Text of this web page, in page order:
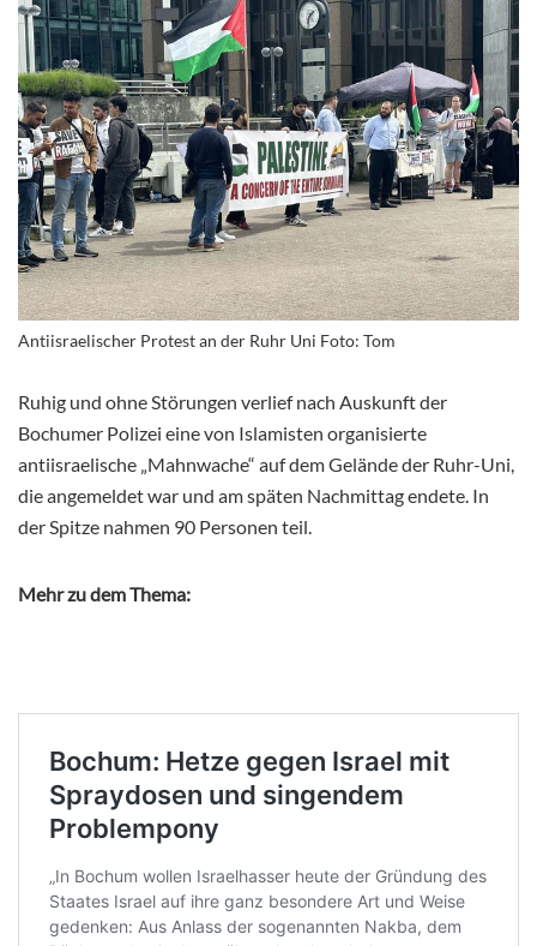
Antiisraelischer Protest an der Ruhr Uni Foto: Tom
Ruhig und ohne Störungen verlief nach Auskunft der
Bochumer Polizei eine von Islamisten organisierte
antiisraelische „Mahnwache“ auf dem Gelände der Ruhr-Uni,
die angemeldet war und am späten Nachmittag endete. In
der Spitze nahmen 90 Personen teil.
Mehr zu dem Thema: